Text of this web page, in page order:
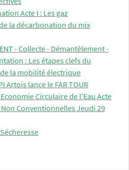
Acte I : Les gaz
la décarbonation du mix
- Collecte - Démantèlement -
: Les étapes clefs du
la mobilité électrique
Artois lance le FAR TOUR
Economie Circulaire de l’Eau Acte
Non Conventionnelles Jeudi 29